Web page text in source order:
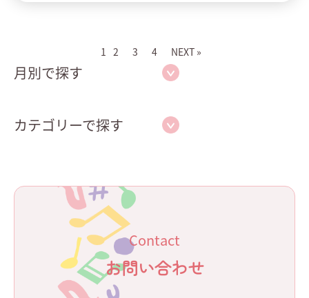
1 2 3 4 NEXT »
月別で探す
カテゴリーで探す
Contact
お問い合わせ